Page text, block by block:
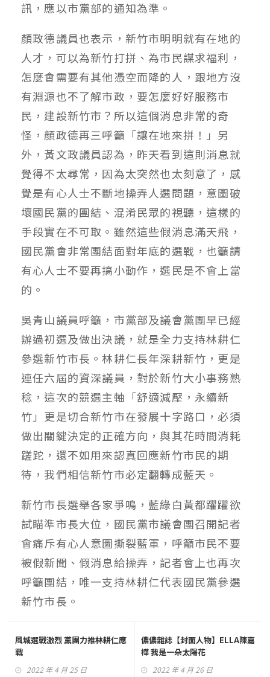
訊，應以市黨部的通知為準。
顏政德議員也表示，新竹市明明就有在地的
人才，可以為新竹打拼、為市民謀求福利，
怎麼會需要有其他憑空而降的人，跟地方沒
有淵源也不了解市政，要怎麼好好服務市
民，建設新竹市？所以這個消息非常的奇
怪，顏政德再三呼籲「讓在地來拼！」另
外，黃文政議員認為，昨天看到這則消息就
覺得不太尋常，因為太突然也太刻意了，感
覺是有心人士不斷地操弄人選問題，意圖破
壞國民黨的團結、混淆民眾的視聽，這樣的
手段實在不可取。雖然這些假消息滿天飛，
國民黨會非常團結面對年底的選戰，也籲請
有心人士不要再搞小動作，選民是不會上當
的。
吳青山議員呼籲，市黨部及議會黨團早已經
辦過初選及做出決議，就是全力支持林耕仁
參選新竹市長。林耕仁長年深耕新竹，更是
連任六屆的資深議員，對於新竹大小事務熟
稔，這次的競選主軸「舒適減壓，永續新
竹」更是切合新竹市在發展十字路口，必須
做出關鍵決定的正確方向，與其花時間消耗
蹉跎，還不如用來認真回應新竹市民的期
待，我們相信新竹市必定翻轉成藍天。
新竹市長選舉各家爭鳴，藍綠白黃都躍躍欲
試瞄準市長大位，國民黨市議會團召開記者
會痛斥有心人意圖撕裂藍軍，呼籲市民不要
被假新聞、假消息給操弄，記者會上也再次
呼籲團結，唯一支持林耕仁代表國民黨參選
新竹市長。
風城選戰激烈 黨團力推林耕仁應
戰
2022 年 4 月 25 日
儂儂雜誌【封面人物】ELLA陳嘉
樺 我是一朵太陽花
2022 年 4 月 26 日